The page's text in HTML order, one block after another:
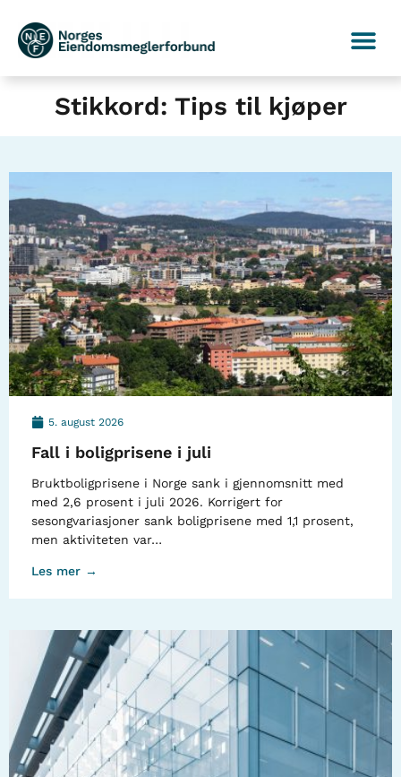
Stikkord: Tips til kjøper
5. august 2026
Fall i boligprisene i juli
Bruktboligprisene i Norge sank i gjennomsnitt med
med 2,6 prosent i juli 2026. Korrigert for
sesongvariasjoner sank boligprisene med 1,1 prosent,
men aktiviteten var…
Les mer →